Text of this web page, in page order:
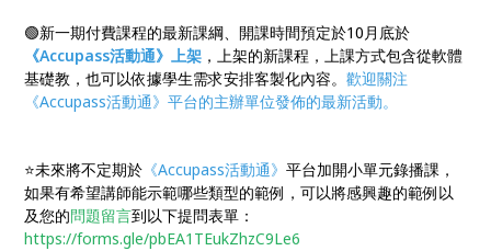
🟢新一期付費課程的最新課綱、開課時間預定於10月底於
《Accupass活動通》上架 ，上架的新課程，上課方式包含從軟體
基礎教，也可以依據學生需求安排客製化內容。歡迎關注
《Accupass活動通》平台的主辦單位發佈的最新活動。
⭐未來將不定期於 《Accupass活動通》平台加開小單元錄播課，
如果有希望講師能示範哪些類型的範例，可以將感興趣的範例以
及您的問題留言到以下提問表單：
https://forms.gle/pbEA1TEukZhzC9Le6